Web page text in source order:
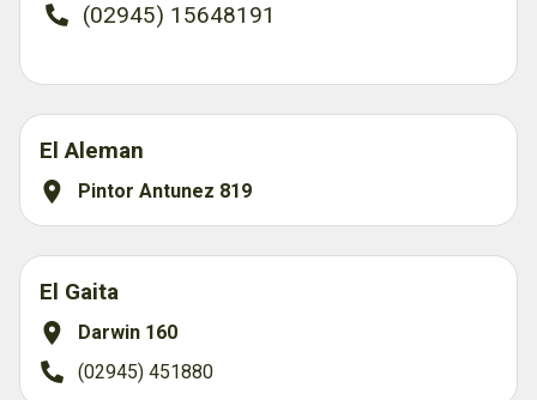
(02945) 15648191
El Aleman
Pintor Antunez 819
El Gaita
Darwin 160
(02945) 451880